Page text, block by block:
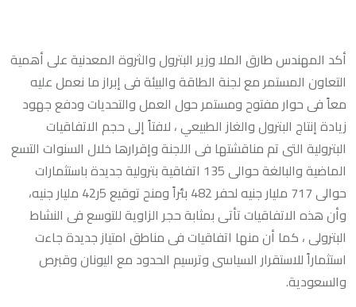
أكد المهندس طارق الملا وزير البترول والثروة المعدنية على أهمية
التعاون المستمر مع لجنة الطاقة والبيئة فى إبراز ما نعمل عليه
معاً فى حوار مفتوح ومستمر حول العمل والتحديات ودفع جهود
زيادة إنتاج البترول والغاز الطبيعي ، لافتاً إلى حجم الاتفاقيات
البترولية التى تم مناقشتها فى اللجنة وإقرارها خلال السنوات التسع
الماضية والبالغة حوالى 135 اتفاقية بترولية جديدة باستثمارات
حوالى 717 مليار جنيه لحفر 482 بئراً ومنح توقيع 5ر42 مليار جنيه،
وأن هذه الاتفاقيات تأتى بمثابة حجر الزاوية للتوسع فى النشاط
البترولى ، كما أن منها اتفاقيات فى مناطق امتياز جديدة جاءت
استثماراً للاستقرار السياسى وترسيم الحدود مع اليونان وقبرص
والسعودية.